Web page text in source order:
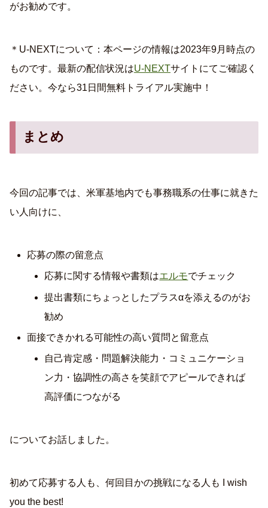
がお勧めです。
＊U-NEXTについて：本ページの情報は2023年9月時点の
ものです。最新の配信状況はU-NEXTサイトにてご確認く
ださい。今なら31日間無料トライアル実施中！
まとめ
今回の記事では、米軍基地内でも事務職系の仕事に就きた
い人向けに、
応募の際の留意点
応募に関する情報や書類はエルモでチェック
提出書類にちょっとしたプラスαを添えるのがお
勧め
面接できかれる可能性の高い質問と留意点
自己肯定感・問題解決能力・コミュニケーショ
ン力・協調性の高さを笑顔でアピールできれば
高評価につながる
についてお話しました。
初めて応募する人も、何回目かの挑戦になる人も I wish
you the best!